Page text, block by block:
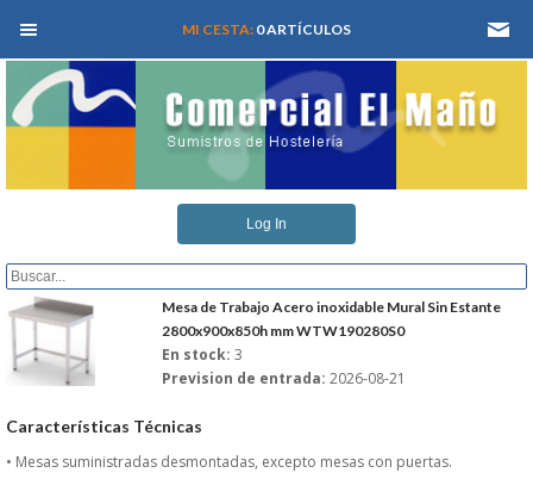
MEN� PRINCIPAL
QUIENES SOMOS
CATALOGOS
REFORMAS Y PROYECTOS
REGISTRARSE
MI CESTA: 0 ARTÍCULOS
Log In
Mesa de Trabajo Acero inoxidable Mural Sin Estante
2800x900x850h mm WTW190280S0
En stock: 3
Prevision de entrada: 2026-08-21
Características Técnicas
• Mesas suministradas desmontadas, excepto mesas con puertas.